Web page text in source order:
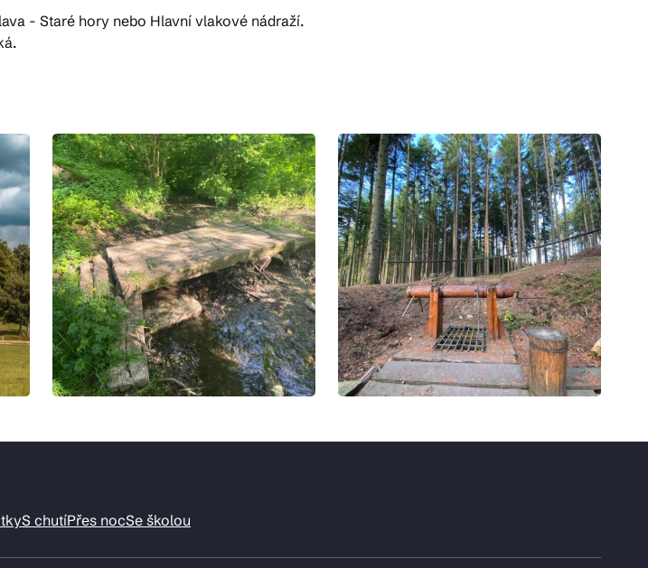
- Staré hory nebo Hlavní vlakové nádraží.
S chutíPřes nocSe školou